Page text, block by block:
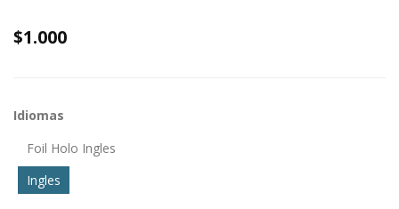
$1.000
Idiomas
Foil Holo Ingles
Ingles